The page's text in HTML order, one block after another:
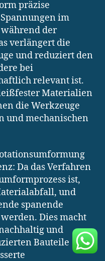
präzise
im
der
verlängert die
und reduziert den
bei
relevant ist.
Materialien
die Werkzeuge
und mechanischen
Da das Verfahren
ist,
und
spanende
Dies macht
und
Bauteile